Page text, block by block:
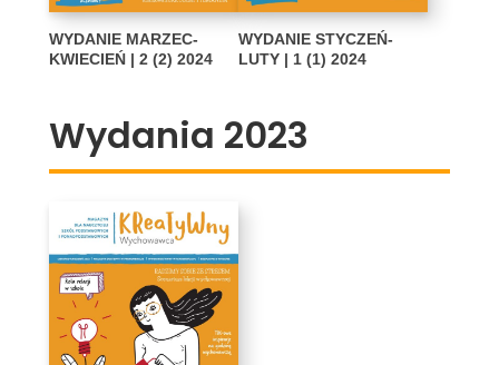
WYDANIE MARZEC-
KWIECIEŃ | 2 (2) 2024
WYDANIE STYCZEŃ-
LUTY | 1 (1) 2024
Wydania 2023